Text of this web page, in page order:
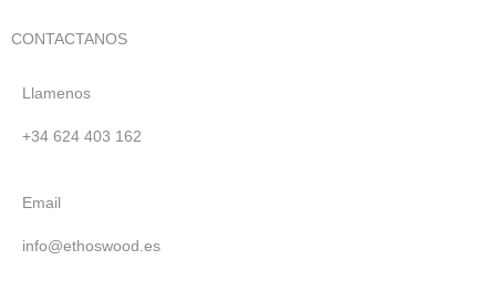
CONTACTANOS
Llamenos
+34 624 403 162
Email
info@ethoswood.es